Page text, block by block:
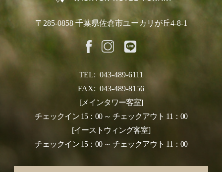
〒285-0858 千葉県佐倉市ユーカリが丘4-8-1
TEL: 043-489-6111
FAX: 043-489-8156
[メインタワー客室]
チェックイン 15：00 ～ チェックアウト 11：00
[イーストウィング客室]
チェックイン 15：00 ～ チェックアウト 11：00